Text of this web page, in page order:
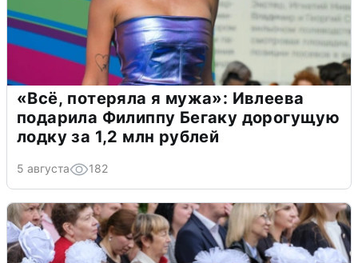
«Всё, потеряла я мужа»: Ивлеева
подарила Филиппу Бегаку дорогущую
лодку за 1,2 млн рублей
5 августа 182